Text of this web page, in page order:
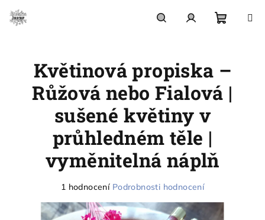
obsah
košík
Květinová propiska –
Růžová nebo Fialová |
sušené květiny v
průhledném těle |
vyměnitelná náplň
Průměrné
produktu
1 hodnocení Podrobnosti hodnocení